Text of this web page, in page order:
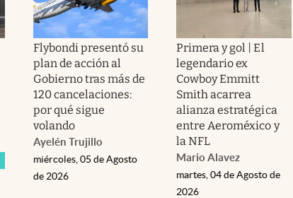
Flybondi presentó su
plan de acción al
Gobierno tras más de
120 cancelaciones:
por qué sigue
volando
Ayelén Trujillo
miércoles, 05 de Agosto
de 2026
Primera y gol | El
legendario ex
Cowboy Emmitt
Smith acarrea
alianza estratégica
entre Aeroméxico y
la NFL
Mario Alavez
martes, 04 de Agosto de
2026